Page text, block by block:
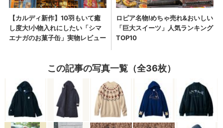
この記事の写真一覧（全36枚）